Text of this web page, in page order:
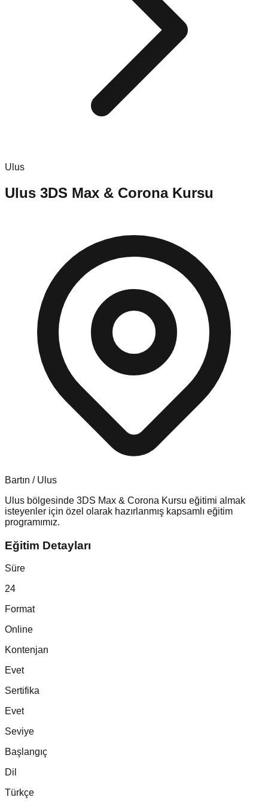
Ulus
Ulus 3DS Max & Corona Kursu
Bartın / Ulus
Ulus bölgesinde 3DS Max & Corona Kursu eğitimi almak
isteyenler için özel olarak hazırlanmış kapsamlı eğitim
programımız.
Eğitim Detayları
Süre
24
Format
Online
Kontenjan
Evet
Sertifika
Evet
Seviye
Başlangıç
Dil
Türkçe